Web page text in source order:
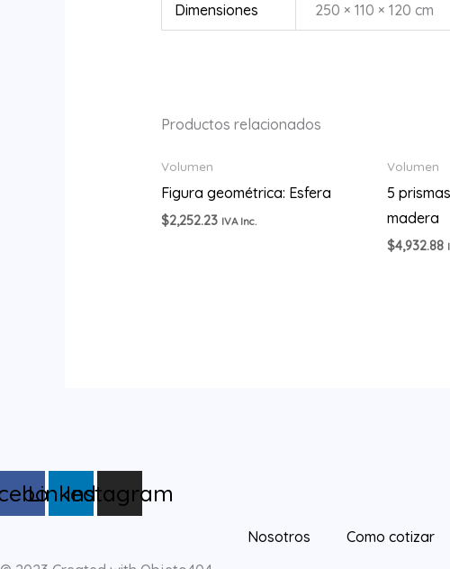
Dimensiones 250 × 110 × 120 cm
Productos relacionados
Volumen
Figura geométrica: Esfera
$2,252.23 IVA Inc.
Volumen
5
madera
$4,932.88
Linkedin
Instagram
Nosotros Como cotizar